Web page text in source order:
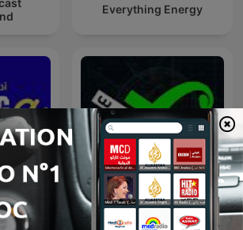
Everything Energy
#BrainUP كبر دماغك اخبار